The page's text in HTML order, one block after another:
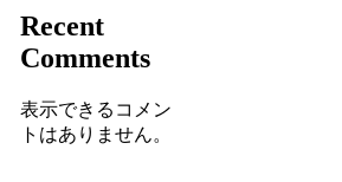
Recent
Comments
表示できるコメン
トはありません。